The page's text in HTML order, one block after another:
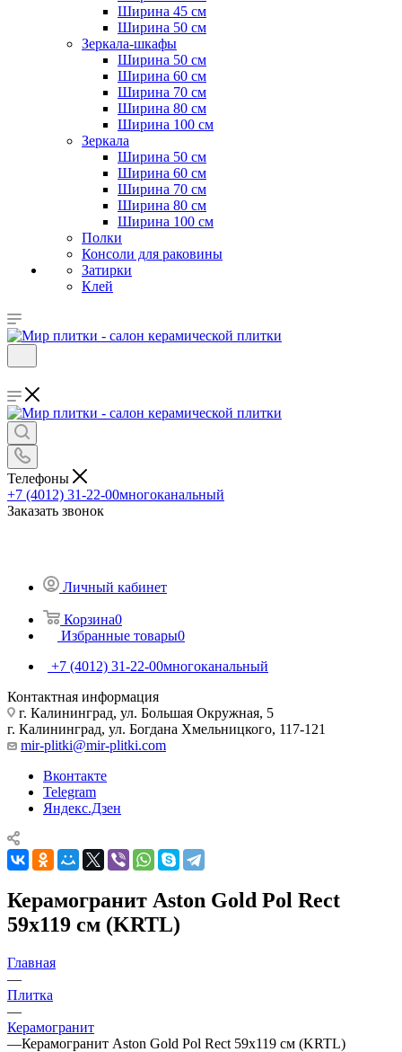
Ширина 45 см
Ширина 50 см
Зеркала-шкафы
Ширина 50 см
Ширина 60 см
Ширина 70 см
Ширина 80 см
Ширина 100 см
Зеркала
Ширина 50 см
Ширина 60 см
Ширина 70 см
Ширина 80 см
Ширина 100 см
Полки
Консоли для раковины
Затирки
Клей
Телефоны
+7 (4012) 31-22-00многоканальный
Заказать звонок
Личный кабинет
Корзина0
Избранные товары0
+7 (4012) 31-22-00многоканальный
Контактная информация
г. Калининград, ул. Большая Окружная, 5
г. Калининград, ул. Богдана Хмельницкого, 117-121
mir-plitki@mir-plitki.com
Вконтакте
Telegram
Яндекс.Дзен
Керамогранит Aston Gold Pol Rect
59x119 см (KRTL)
Главная
—
Плитка
—
Керамогранит
—Керамогранит Aston Gold Pol Rect 59x119 см (KRTL)